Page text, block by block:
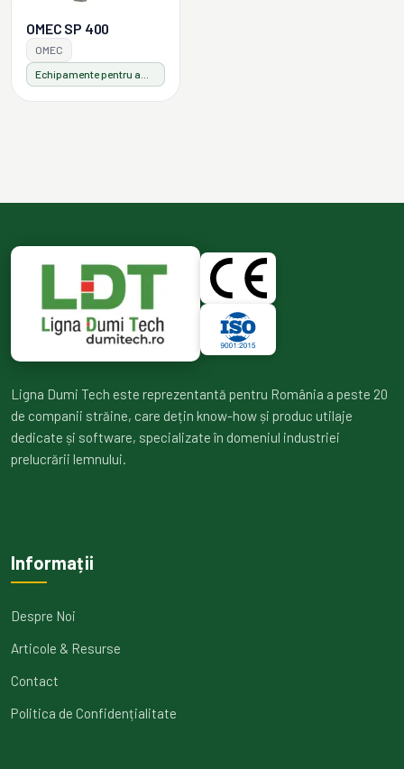
OMEC SP 400
OMEC
Ligna Dumi Tech este reprezentantă pentru România a peste 20
de companii străine, care dețin know-how și produc utilaje
dedicate și software, specializate în domeniul industriei
prelucrării lemnului.
Informații
Despre Noi
Articole & Resurse
Contact
Politica de Confidențialitate